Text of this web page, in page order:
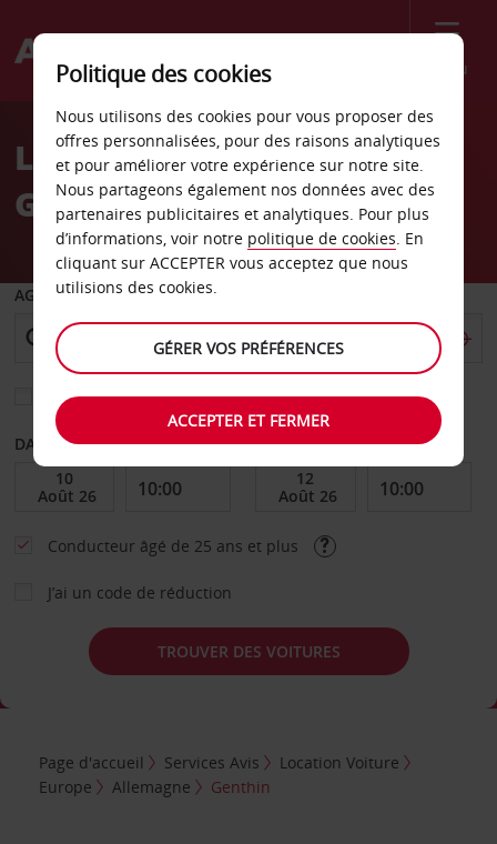
Menu
Welcome
AvisLocation de voiture
Genthin
AGENCE DE DÉPART
Sélectionnez une autre agence de retour
DATE DE DÉBUT DATE DE FIN
Conducteur âgé de 25 ans et plus
J’ai un code de réduction
TROUVER DES VOITURES
Page d'accueil Services Avis
Location Voiture
Europe
Allemagne Genthin
Politique des cookies
Nous utilisons des cookies pour vous proposer des
offres personnalisées, pour des raisons analytiques
et pour améliorer votre expérience sur notre site.
Nous partageons également nos données avec des
partenaires publicitaires et analytiques. Pour plus
d’informations, voir notre politique de cookies. En
cliquant sur ACCEPTER vous acceptez que nous
utilisions des cookies.
GÉRER VOS PRÉFÉRENCES
ACCEPTER ET FERMER